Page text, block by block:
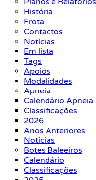
Planos e Relatórios
História
Frota
Contactos
Notícias
Em lista
Tags
Apoios
Modalidades
Apneia
Calendário Apneia
Classificações
2026
Anos Anteriores
Notícias
Botes Baleeiros
Calendário
Classificações